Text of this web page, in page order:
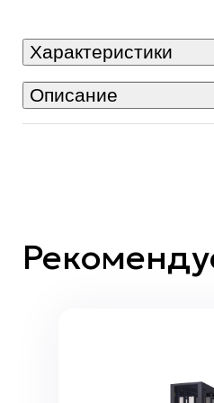
Характеристики
Описание